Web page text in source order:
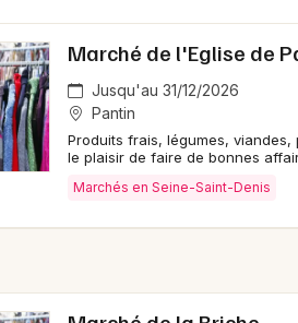
Marché de l'Eglise de
Jusqu'au 31/12/2026
Pantin
Produits frais, légumes,
le plaisir de faire de bonnes
Marchés en Seine-Saint-Denis